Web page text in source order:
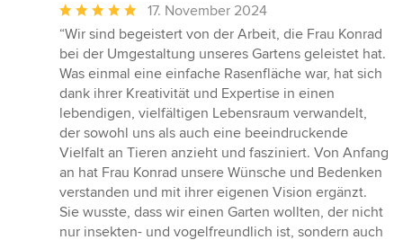
Durchschnittliche
Bewertung:
5
von
5
Sternen
17. November 2024
“Wir sind begeistert von der Arbeit, die Frau Konrad
bei der Umgestaltung unseres Gartens geleistet hat.
Was einmal eine einfache Rasenfläche war, hat sich
dank ihrer Kreativität und Expertise in einen
lebendigen, vielfältigen Lebensraum verwandelt,
der sowohl uns als auch eine beeindruckende
Vielfalt an Tieren anzieht und fasziniert. Von Anfang
an hat Frau Konrad unsere Wünsche und Bedenken
verstanden und mit ihrer eigenen Vision ergänzt.
Sie wusste, dass wir einen Garten wollten, der nicht
nur insekten- und vogelfreundlich ist, sondern auch